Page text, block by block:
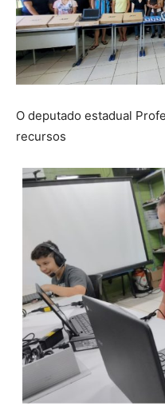
O deputado estadual
recursos